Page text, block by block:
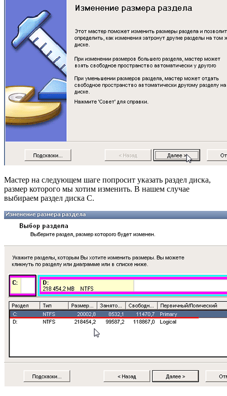
Мастер на следующем шаге попросит указать раздел диска,
размер которого мы хотим изменить. В нашем случае
выбираем раздел диска C.